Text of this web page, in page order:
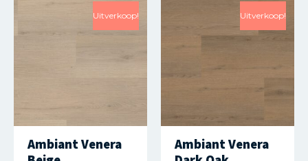
Uitverkoop!
Ambiant Venera
Uitverkoop!
Ambiant Venera